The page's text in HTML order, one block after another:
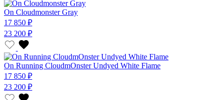
On Cloudmonster Gray
17 850 ₽
23 200 ₽
On Running CloudmOnster Undyed White Flame
17 850 ₽
23 200 ₽